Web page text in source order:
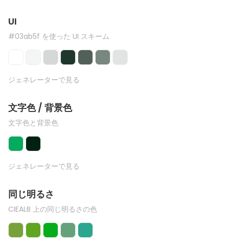
UI
#03ab5f を使った UI スキーム
ジェネレーターで見る
文字色 / 背景色
文字色と背景色
ジェネレーターで見る
同じ明るさ
CIEALB 上の同じ明るさの色